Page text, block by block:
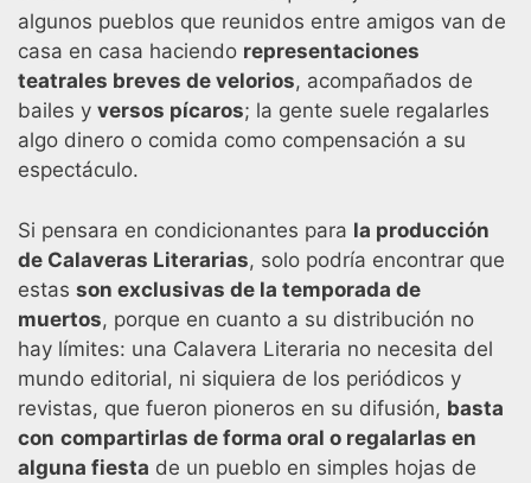
algunos pueblos que reunidos entre amigos van de
casa en casa haciendo representaciones
teatrales breves de velorios, acompañados de
bailes y versos pícaros; la gente suele regalarles
algo dinero o comida como compensación a su
espectáculo.
Si pensara en condicionantes para la producción
de Calaveras Literarias, solo podría encontrar que
estas son exclusivas de la temporada de
muertos, porque en cuanto a su distribución no
hay límites: una Calavera Literaria no necesita del
mundo editorial, ni siquiera de los periódicos y
revistas, que fueron pioneros en su difusión, basta
con compartirlas de forma oral o regalarlas en
alguna fiesta de un pueblo en simples hojas de